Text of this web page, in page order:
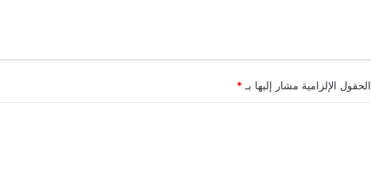
الحقول الإلزامية مشار إليها بـ *